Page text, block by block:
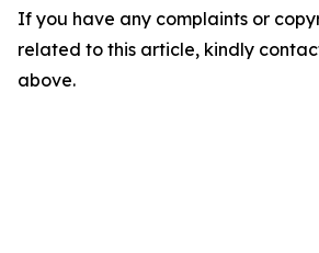
If you have any complaints or
related to this article, kindly
above.